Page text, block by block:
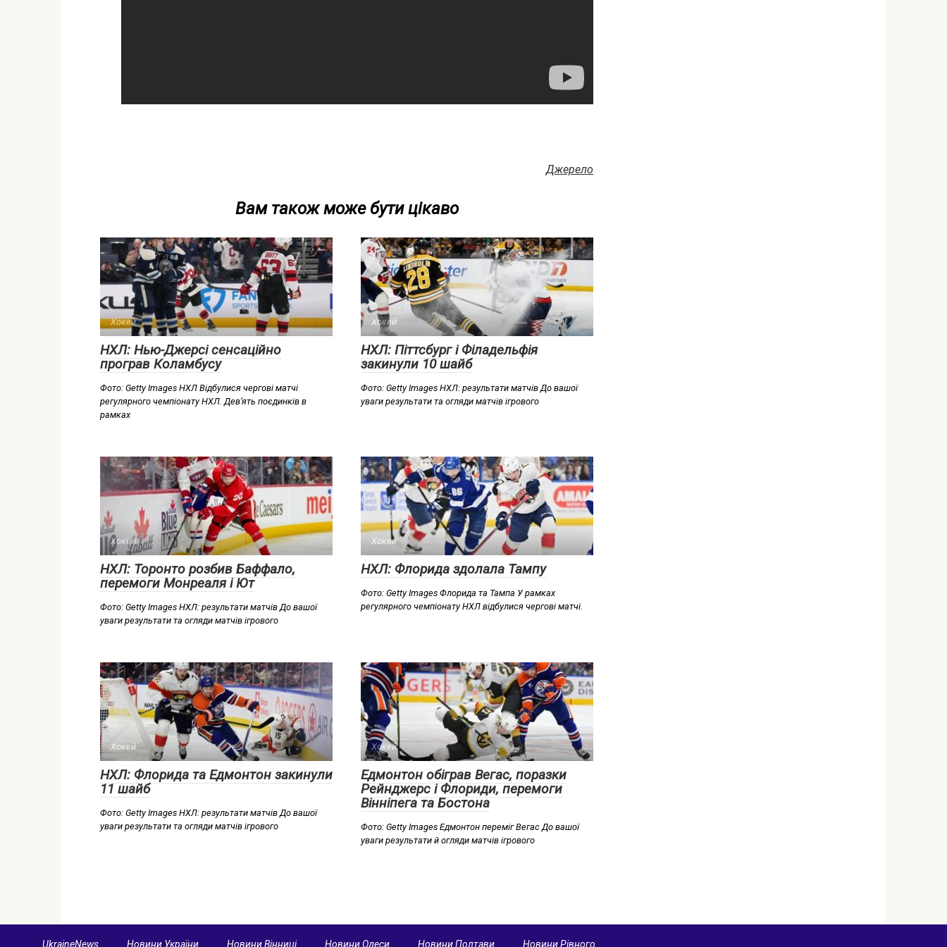
Джерело
Вам також може бути цікаво
Хокей
НХЛ: Нью-Джерсі сенсаційно
програв Коламбусу
Фото: Getty Images НХЛ Відбулися чергові матчі
регулярного чемпіонату НХЛ. Дев’ять поєдинків в
рамках
Хокей
НХЛ: Піттсбург і Філадельфія
закинули 10 шайб
Фото: Getty Images НХЛ: результати матчів До вашої
уваги результати та огляди матчів ігрового
Хокей
НХЛ: Торонто розбив Баффало,
перемоги Монреаля і Ют
Фото: Getty Images НХЛ: результати матчів До вашої
уваги результати та огляди матчів ігрового
Хокей
НХЛ: Флорида здолала Тампу
Фото: Getty Images Флорида та Тампа У рамках
регулярного чемпіонату НХЛ відбулися чергові матчі.
Хокей
НХЛ: Флорида та Едмонтон закинули
11 шайб
Фото: Getty Images НХЛ: результати матчів До вашої
уваги результати та огляди матчів ігрового
Хокей
Едмонтон обіграв Вегас, поразки
Рейнджерс і Флориди, перемоги
Вінніпега та Бостона
Фото: Getty Images Едмонтон переміг Вегас До вашої
уваги результати й огляди матчів ігрового
UkraineNews Новини України Новини Вінниці Новини Одеси Новини Полтави Новини Рівного